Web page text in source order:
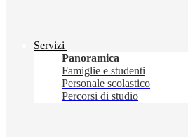
Servizi
Panoramica
Famiglie e studenti
Personale scolastico
Percorsi di studio